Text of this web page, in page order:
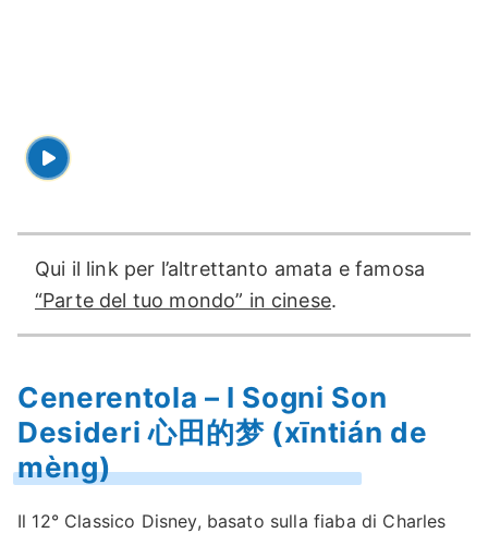
Qui il link per l’altrettanto amata e famosa
“Parte del tuo mondo” in cinese.
Cenerentola – I Sogni Son
Desideri 心田的梦 (xīntián de
mèng)
Il 12° Classico Disney, basato sulla fiaba di Charles